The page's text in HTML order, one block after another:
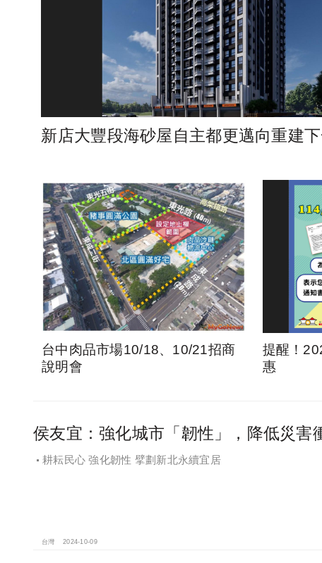
新店大豐段海砂屋自主都更邁向重建
台中肉品市場10/18、10/21招商
說明會
提醒！
惠
侯友宜：強化城市「韌性」，降低災害
耕耘民心 強化韌性 擘劃新北永續宜居
台灣 2024-10-09